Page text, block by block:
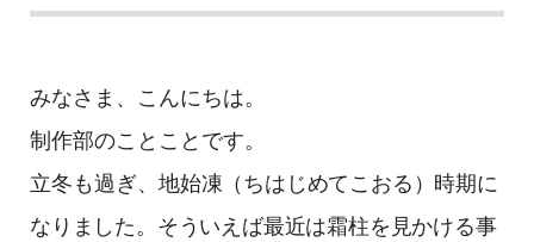
みなさま、こんにちは。
制作部のことことです。
立冬も過ぎ、 地始凍（ちはじめてこおる）時期に
なりました。そういえば最近は霜柱を見かける事